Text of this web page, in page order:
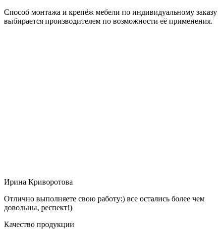
Способ монтажа и крепёж мебели по индивидуальному заказу
выбирается производителем по возможности её применения.
Ирина Криворотова
Отлично выполняете свою работу:) все остались более чем
довольны, респект!)
Качество продукции